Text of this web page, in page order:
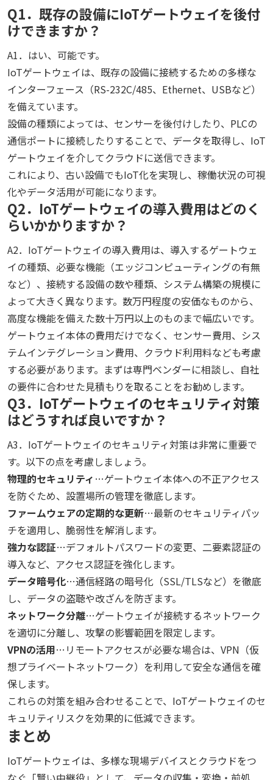
Q1．既存の設備にIoTゲートウェイを後付
けできますか？
A1．はい、可能です。
IoTゲートウェイは、既存の設備に接続するための多様な
インターフェース（RS-232C/485、Ethernet、USBなど）
を備えています。
設備の種類によっては、センサーを後付けしたり、PLCの
通信ポートに接続したりすることで、データを取得し、IoT
ゲートウェイを介してクラウドに送信できます。
これにより、古い設備でもIoT化を実現し、稼働状況の可視
化やデータ活用が可能になります。
Q2．IoTゲートウェイの導入費用はどのく
らいかかりますか？
A2．IoTゲートウェイの導入費用は、導入するゲートウェ
イの種類、必要な機能（エッジコンピューティングの有無
など）、接続する設備の数や種類、システム構築の規模に
よって大きく異なります。数万円程度の安価なものから、
高度な機能を備えた数十万円以上のものまで幅広いです。
ゲートウェイ本体の費用だけでなく、センサー費用、シス
テムインテグレーション費用、クラウド利用料なども考慮
する必要があります。まずは専門ベンダーに相談し、自社
の要件に合わせた見積もりを取ることをお勧めします。
Q3．IoTゲートウェイのセキュリティ対策
はどうすれば良いですか？
A3．IoTゲートウェイのセキュリティ対策は非常に重要で
す。以下の点を考慮しましょう。
物理的セキュリティ …ゲートウェイ本体への不正アクセス
を防ぐため、設置場所の管理を徹底します。
ファームウェアの定期的な更新…最新のセキュリティパッ
チを適用し、脆弱性を解消します。
強力な認証…デフォルトパスワードの変更、二要素認証の
導入など、アクセス認証を強化します。
データ暗号化…通信経路の暗号化（SSL/TLSなど）を徹底
し、データの盗聴や改ざんを防ぎます。
ネットワーク分離…ゲートウェイが接続するネットワーク
を適切に分離し、攻撃の影響範囲を限定します。
VPNの活用…リモートアクセスが必要な場合は、VPN（仮
想プライベートネットワーク）を利用して安全な通信を確
保します。
これらの対策を組み合わせることで、IoTゲートウェイのセ
キュリティリスクを効果的に低減できます。
まとめ
IoTゲートウェイは、多様な現場デバイスとクラウドをつ